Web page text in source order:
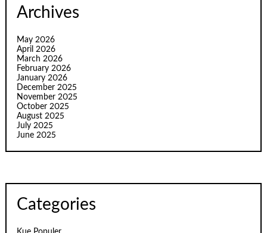
Archives
May 2026
April 2026
March 2026
February 2026
January 2026
December 2025
November 2025
October 2025
August 2025
July 2025
June 2025
Categories